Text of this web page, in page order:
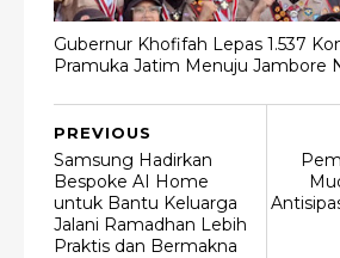
Gubernur Khofifah Lepas 1.537
Pramuka Jatim Menuju Jambore
PREVIOUS
Samsung Hadirkan
Bespoke AI Home
untuk Bantu Keluarga
Jalani Ramadhan Lebih
Praktis dan Bermakna